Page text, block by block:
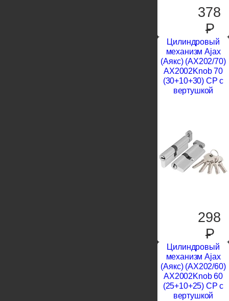
378
P
Цилиндровый
механизм Ajax
(Аякс) (AX202/70)
AX2002Knob 70
(30+10+30) CP с
вертушкой
298
P
Цилиндровый
механизм Ajax
(Аякс) (AX202/60)
AX2002Knob 60
(25+10+25) CP с
вертушкой